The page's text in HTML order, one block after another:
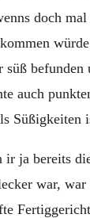
doch
befunden
auch
Süßigkeiten
ir ja bereits
war, war